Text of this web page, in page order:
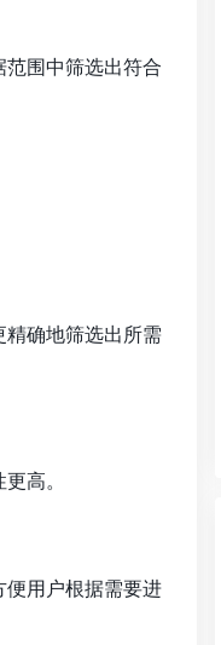
围中筛选出符合
确地筛选出所需
高。
用户根据需要进